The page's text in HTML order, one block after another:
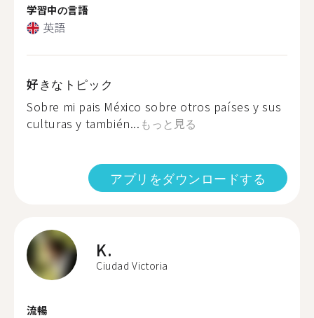
学習中の言語
英語
好きなトピック
Sobre mi pais México sobre otros países y sus
culturas y también... もっと見る
アプリをダウンロードする
K.
Ciudad Victoria
流暢